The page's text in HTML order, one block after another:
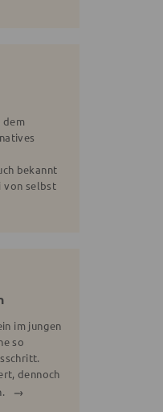
dem
bekannt
von selbst
im jungen
so
dennoch